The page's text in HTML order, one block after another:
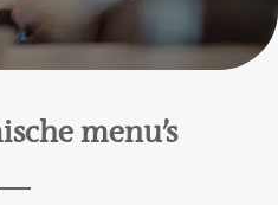
menu’s